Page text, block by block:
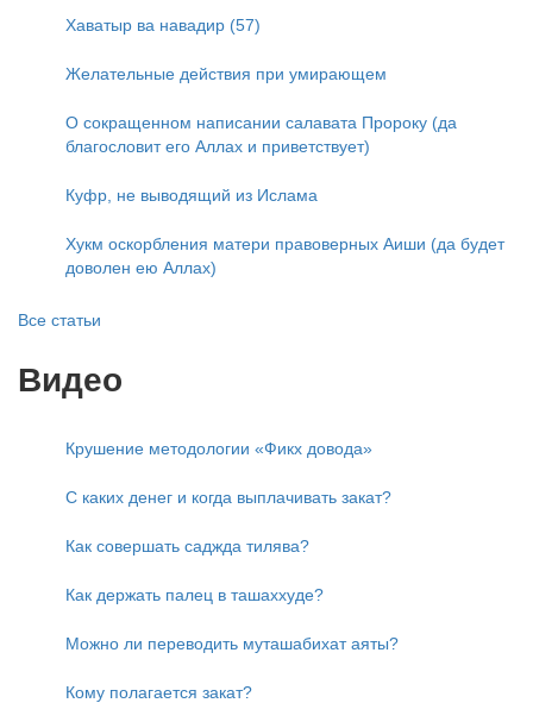
Хаватыр ва навадир (57)
Желательные действия при умирающем
О сокращенном написании салавата Пророку (да
благословит его Аллах и приветствует)
Куфр, не выводящий из Ислама
Хукм оскорбления матери правоверных Аиши (да будет
доволен ею Аллах)
Все статьи
Видео
Крушение методологии «Фикх довода»
С каких денег и когда выплачивать закат?
Как совершать саджда тилява?
Как держать палец в ташаххуде?
Можно ли переводить муташабихат аяты?
Кому полагается закат?